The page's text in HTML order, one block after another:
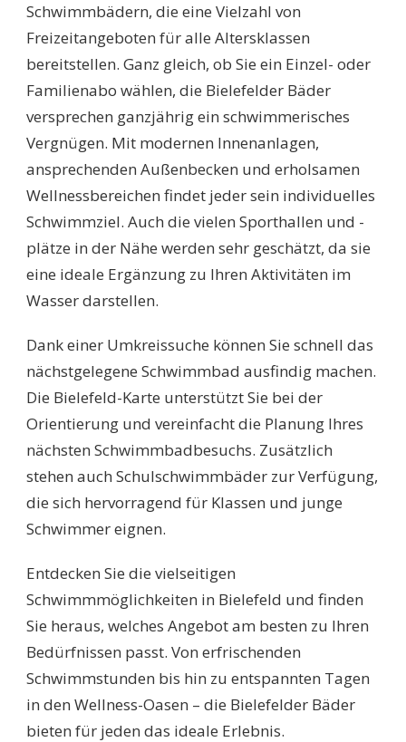
BADE-
HIGHLIGHTS
STADT
ENTDECKEN!
Schwimmbädern, die eine Vielzahl von
Freizeitangeboten für alle Altersklassen
bereitstellen. Ganz gleich, ob Sie ein Einzel- oder
Familienabo wählen, die Bielefelder Bäder
versprechen ganzjährig ein schwimmerisches
Vergnügen. Mit modernen Innenanlagen,
ansprechenden Außenbecken und erholsamen
Wellnessbereichen findet jeder sein individuelles
Schwimmziel. Auch die vielen Sporthallen und -
plätze in der Nähe werden sehr geschätzt, da sie
eine ideale Ergänzung zu Ihren Aktivitäten im
Wasser darstellen.
Dank einer Umkreissuche können Sie schnell das
nächstgelegene Schwimmbad ausfindig machen.
Die Bielefeld-Karte unterstützt Sie bei der
Orientierung und vereinfacht die Planung Ihres
nächsten Schwimmbadbesuchs. Zusätzlich
stehen auch Schulschwimmbäder zur Verfügung,
die sich hervorragend für Klassen und junge
Schwimmer eignen.
Entdecken Sie die vielseitigen
Schwimmmöglichkeiten in Bielefeld und finden
Sie heraus, welches Angebot am besten zu Ihren
Bedürfnissen passt. Von erfrischenden
Schwimmstunden bis hin zu entspannten Tagen
in den Wellness-Oasen – die Bielefelder Bäder
bieten für jeden das ideale Erlebnis.